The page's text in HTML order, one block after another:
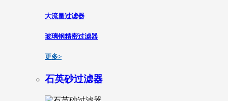
大流量过滤器
玻璃钢精密过滤器
更多>
石英砂过滤器